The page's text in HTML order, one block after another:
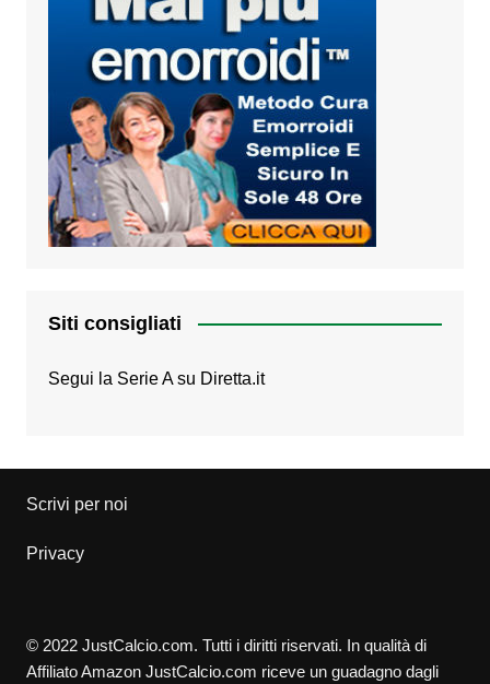
Siti consigliati
Segui la Serie A su Diretta.it
Scrivi per noi
Privacy
© 2022 JustCalcio.com. Tutti i diritti riservati. In qualità di
Affiliato Amazon JustCalcio.com riceve un guadagno dagli